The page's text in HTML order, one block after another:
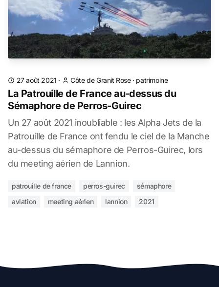
27 août 2021 · Côte de Granit Rose· patrimoine
La Patrouille de France au-dessus du
Sémaphore de Perros-Guirec
Un 27 août 2021 inoubliable : les Alpha Jets de la
Patrouille de France ont fendu le ciel de la Manche
au-dessus du sémaphore de Perros-Guirec, lors
du meeting aérien de Lannion.
patrouille de france perros-guirec
sémaphore
aviation
meeting aérien lannion 2021